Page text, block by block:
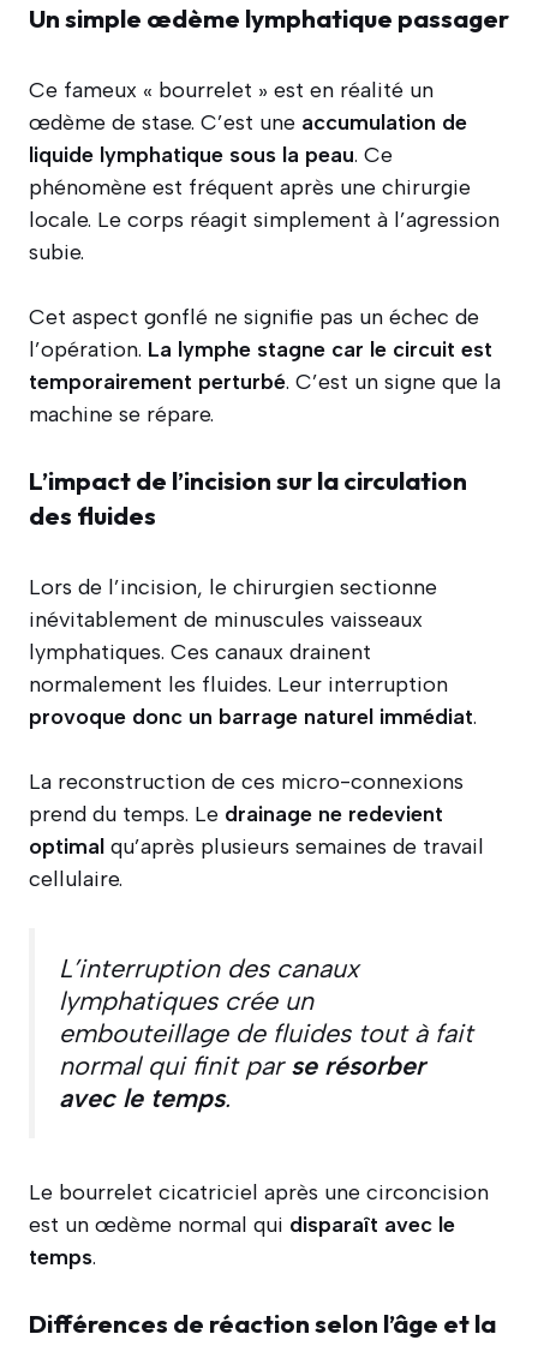
Un simple œdème lymphatique passager
Ce fameux « bourrelet » est en réalité un
œdème de stase. C’est une accumulation de
liquide lymphatique sous la peau. Ce
phénomène est fréquent après une chirurgie
locale. Le corps réagit simplement à l’agression
subie.
Cet aspect gonflé ne signifie pas un échec de
l’opération. La lymphe stagne car le circuit est
temporairement perturbé. C’est un signe que la
machine se répare.
L’impact de l’incision sur la circulation
des fluides
Lors de l’incision, le chirurgien sectionne
inévitablement de minuscules vaisseaux
lymphatiques. Ces canaux drainent
normalement les fluides. Leur interruption
provoque donc un barrage naturel immédiat.
La reconstruction de ces micro-connexions
prend du temps. Le drainage ne redevient
optimal qu’après plusieurs semaines de travail
cellulaire.
L’interruption des canaux
lymphatiques crée un
embouteillage de fluides tout à fait
normal qui finit parse résorber
avec le temps.
Le bourrelet cicatriciel après une circoncision
est un œdème normal qui disparaît avec le
temps.
Différences de réaction selon l’âge et la